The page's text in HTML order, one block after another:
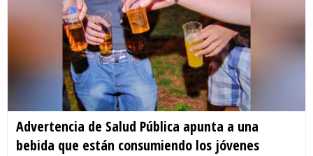
Advertencia de Salud Pública apunta a una
bebida que están consumiendo los jóvenes